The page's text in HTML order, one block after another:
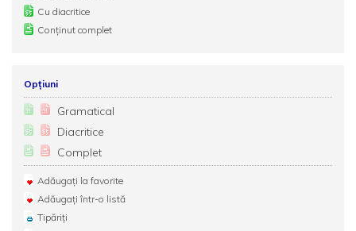
Cu diacritice
Conținut complet
Opțiuni
Gramatical
Diacritice
Complet
Adăugați la favorite
Adăugați într-o listă
Tipăriți